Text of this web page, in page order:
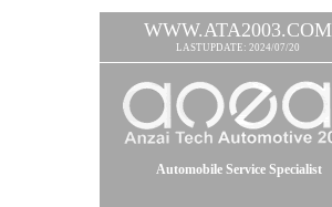
WWW.ATA2003.COM
LASTUPDATE: 2024/07/20
Automobile Service Specialist